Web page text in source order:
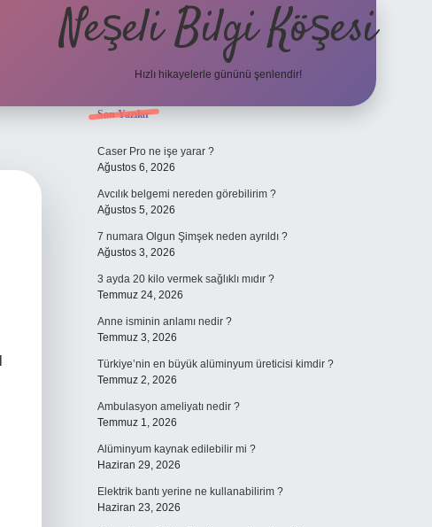
Neşeli Bilgi Köşesi
Hızlı hikayelerle gününü şenlendir!
Sidebar
Son Yazılar
Caser Pro ne işe yarar ?
Ağustos 6, 2026
Avcılık belgemi nereden görebilirim ?
Ağustos 5, 2026
7 numara Olgun Şimşek neden ayrıldı ?
Ağustos 3, 2026
3 ayda 20 kilo vermek sağlıklı mıdır ?
Temmuz 24, 2026
Anne isminin anlamı nedir ?
Temmuz 3, 2026
Türkiye’nin en büyük alüminyum üreticisi kimdir ?
Temmuz 2, 2026
Ambulasyon ameliyatı nedir ?
Temmuz 1, 2026
Alüminyum kaynak edilebilir mi ?
Haziran 29, 2026
Elektrik bantı yerine ne kullanabilirim ?
Haziran 23, 2026